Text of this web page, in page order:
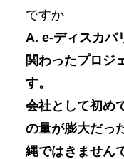
ですか
A. e-ディスカバ
関わったプロジ
す。
会社として初め
の量が膨大だっ
縄ではきません